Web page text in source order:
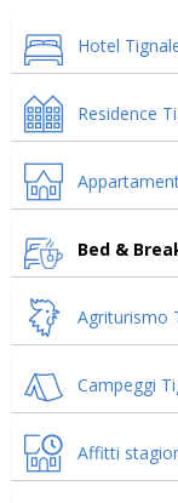
Hotel
Residence
Bed &
Agriturismo
Campeggi
Affitti